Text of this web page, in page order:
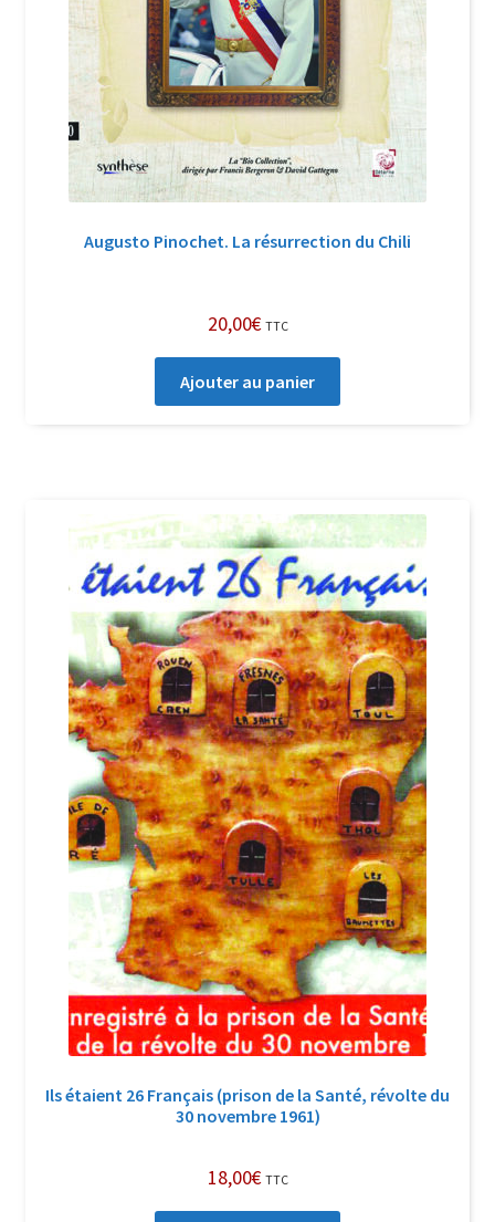
Augusto Pinochet. La résurrection du Chili
20,00€ TTC
Ajouter au panier
Ils étaient 26 Français (prison de la Santé, révolte du
30 novembre 1961)
18,00€ TTC